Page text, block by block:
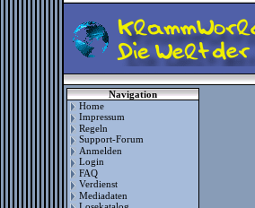
Navigation
Home
Impressum
Regeln
Support-Forum
Anmelden
Login
FAQ
Verdienst
Mediadaten